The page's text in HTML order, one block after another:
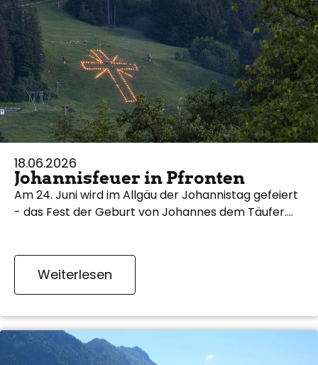
18.06.2026
Johannisfeuer in Pfronten
Am 24. Juni wird im Allgäu der Johannistag gefeiert
- das Fest der Geburt von Johannes dem Täufer.…
Weiterlesen